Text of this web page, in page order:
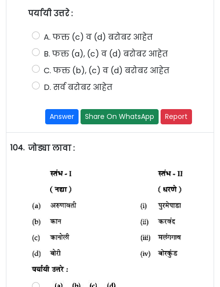
पर्यायी उत्तरे :
A. फक्त (c) व (d) बरोबर आहेत
B. फक्त (a), (c) व (d) बरोबर आहेत
C. फक्त (b), (c) व (d) बरोबर आहेत
D. सर्व बरोबर आहेत
Answer Share On WhatsApp Report
104. जोड्या लावा :